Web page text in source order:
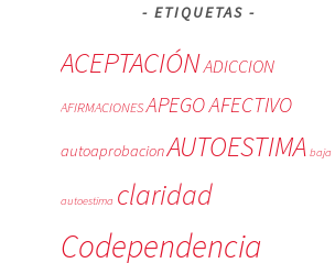
ETIQUETAS
ACEPTACIÓNADICCION
AFIRMACIONESAPEGO AFECTIVO
autoaprobacionAUTOESTIMA baja
autoestima claridad
Codependencia